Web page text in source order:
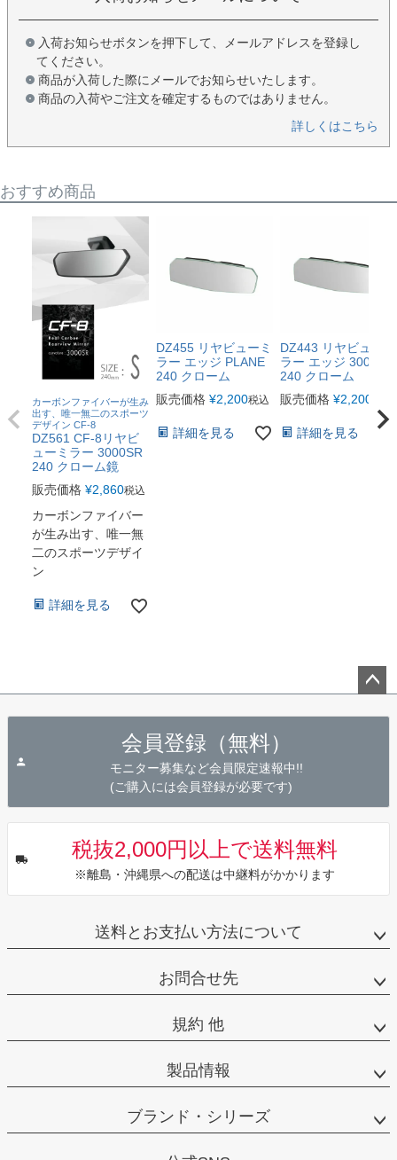
入荷お知らせボタンを押下して、メールアドレスを登録し
てください。
商品が入荷した際にメールでお知らせいたします。
商品の入荷やご注文を確定するものではありません。
詳しくはこちら
おすすめ商品
カーボンファイバーが生み
出す、唯一無二のスポーツ
デザイン CF-8
DZ561 CF-8リヤビ
ューミラー 3000SR
240 クローム鏡
販売価格 ¥2,860税込
カーボンファイバー
が生み出す、唯一無
二のスポーツデザイ
ン
詳細を見る
DZ455 リヤビューミ
ラー エッジ PLANE
240 クローム
販売価格 ¥2,200税込
詳細を見る
DZ443 リヤビューミ
ラー エッジ 3000SR
240 クローム
販売価格 ¥2,200
詳細を見る
会員登録（無料）
モニター募集など会員限定速報中!!
(ご購入には会員登録が必要です)
税抜2,000円以上で送料無料
※離島・沖縄県への配送は中継料がかかります
送料とお支払い方法について
お問合せ先
規約 他
製品情報
ブランド・シリーズ